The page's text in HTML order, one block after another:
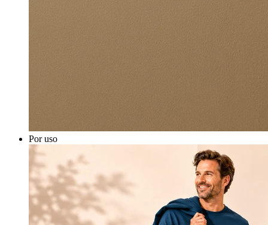
Por uso